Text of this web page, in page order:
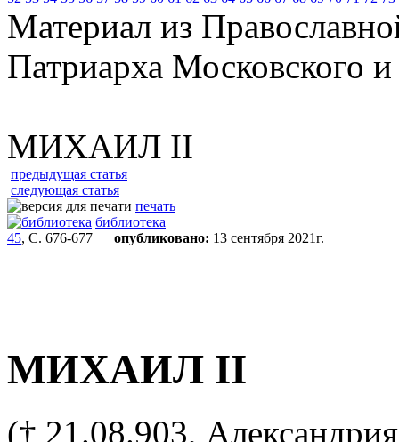
Материал из
Патриарха Московского
МИХАИЛ II
предыдущая статья
следующая статья
печать
библиотека
45, С. 676-677 опубликовано: 13 сентября 2021г.
МИХАИЛ II
(† 21.08.903,